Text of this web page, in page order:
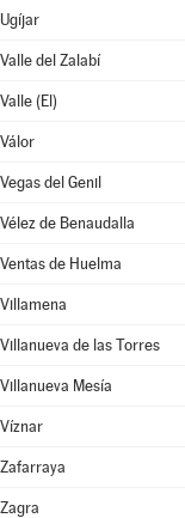
Ugíjar
Valle del Zalabí
Valle (El)
Válor
Vegas del Genil
Vélez de Benaudalla
Ventas de Huelma
Villamena
Villanueva de las Torres
Villanueva Mesía
Víznar
Zafarraya
Zagra